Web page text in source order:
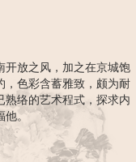
开放之风，加之在京城饱
，色彩含蓄雅致，颇为耐
熟络的艺术程式，探求内
他。